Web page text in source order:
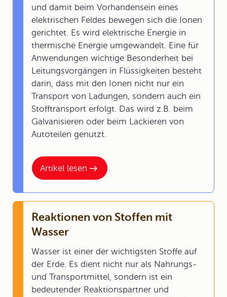
Artikel lesen
und damit beim Vorhandensein eines
elektrischen Feldes bewegen sich die Ionen
gerichtet. Es wird elektrische Energie in
thermische Energie umgewandelt. Eine für
Anwendungen wichtige Besonderheit bei
Leitungsvorgängen in Flüssigkeiten besteht
darin, dass mit den Ionen nicht nur ein
Transport von Ladungen, sondern auch ein
Stofftransport erfolgt. Das wird z.B. beim
Galvanisieren oder beim Lackieren von
Autoteilen genutzt.
Reaktionen von Stoffen mit
Wasser
Wasser ist einer der wichtigsten Stoffe auf
der Erde. Es dient nicht nur als Nahrungs-
und Transportmittel, sondern ist ein
bedeutender Reaktionspartner und